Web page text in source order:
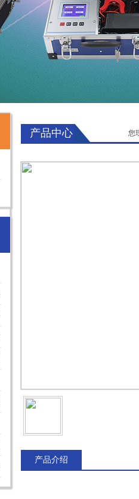
产品中心 您
产品介绍